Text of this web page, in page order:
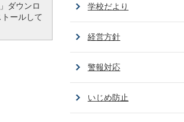
ダウンロ
ールして
学校だより
経営方針
警報対応
いじめ防止